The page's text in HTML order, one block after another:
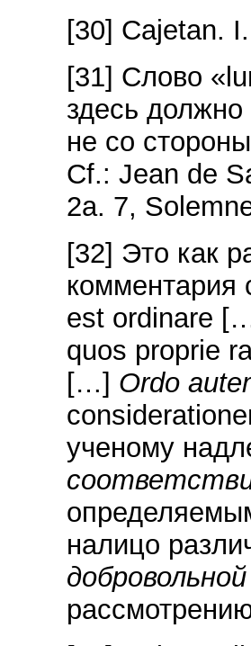
[30] Cajetan.
[31] Слово
здесь
не со
Cf.: Jean de
2a. 7,
[32] Это как
комментария
est ordinare
quos proprie
[…] Ordo
ученому
налицо